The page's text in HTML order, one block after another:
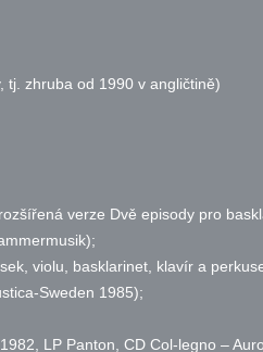
tj. zhruba od 1990 v angličtině)
verze Dvě episody pro
violu, basklarinet, klavír a
Sweden 1985);
LP Panton, CD Col-legno –